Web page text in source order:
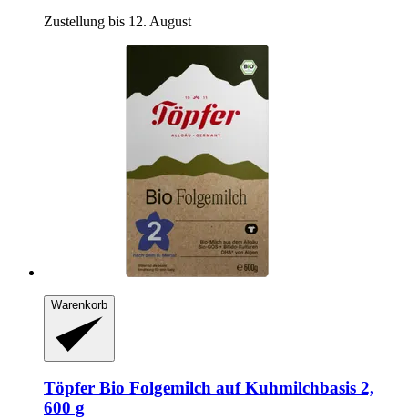
Zustellung bis 12. August
Warenkorb
Töpfer Bio Folgemilch auf Kuhmilchbasis 2,
600 g